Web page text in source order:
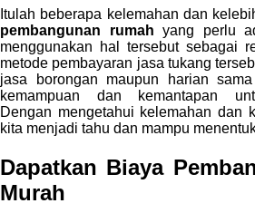
Itulah beberapa kelemahan dan
pembangunan rumahyang perlu
menggunakan hal tersebut sebagai
metode pembayaran jasa tukang
jasa borongan maupun harian
kemampuan dan kemantapan
Dengan mengetahui kelemahan dan
kita menjadi tahu dan mampu
Dapatkan Biaya
Murah